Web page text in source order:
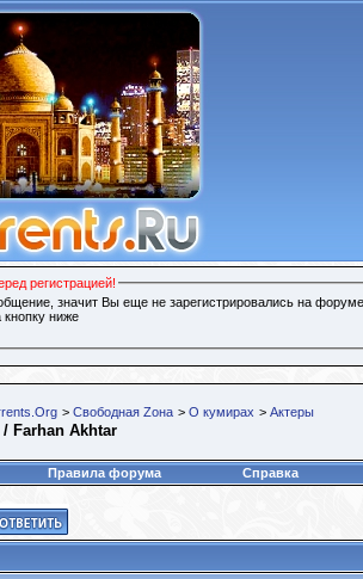
регистрацией!
значит Вы еще не зарегистрировались на
ниже
> Свободная Zона > О кумирах > Актеры
Farhan Akhtar
Правила форума Справка